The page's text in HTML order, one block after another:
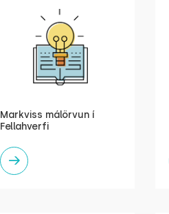
Markviss málörvun í
Fellahverfi